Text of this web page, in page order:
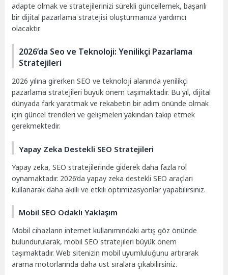
adapte olmak ve stratejilerinizi sürekli güncellemek, başarılı
bir dijital pazarlama stratejisi oluşturmanıza yardımcı
olacaktır.
2026’da Seo ve Teknoloji: Yenilikçi Pazarlama
Stratejileri
2026 yılına girerken SEO ve teknoloji alanında yenilikçi
pazarlama stratejileri büyük önem taşımaktadır. Bu yıl, dijital
dünyada fark yaratmak ve rekabetin bir adım önünde olmak
için güncel trendleri ve gelişmeleri yakından takip etmek
gerekmektedir.
Yapay Zeka Destekli SEO Stratejileri
Yapay zeka, SEO stratejilerinde giderek daha fazla rol
oynamaktadır. 2026’da yapay zeka destekli SEO araçları
kullanarak daha akıllı ve etkili optimizasyonlar yapabilirsiniz.
Mobil SEO Odaklı Yaklaşım
Mobil cihazların internet kullanımındaki artış göz önünde
bulundurularak, mobil SEO stratejileri büyük önem
taşımaktadır. Web sitenizin mobil uyumluluğunu artırarak
arama motorlarında daha üst sıralara çıkabilirsiniz.